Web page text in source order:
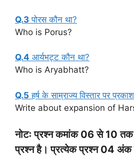
Q.3 पोरस कौन था?
Who is Porus?
Q.4 आर्यभट्ट कौन था?
Who is Aryabhatt?
Q.5 हर्ष के साम्राज्य विस्तार पर
Write about expansion of
नोटः प्रश्न कमांक 06 से 10 तक
प्रश्न है। प्रत्येक प्रश्न 04 अंक